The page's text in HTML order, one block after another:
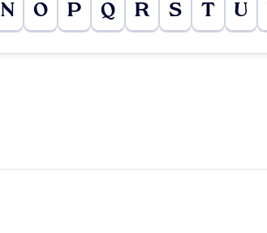
N O P Q R S T U